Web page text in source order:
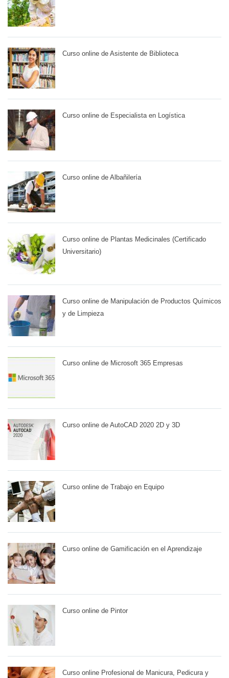
Curso online de Asistente de Biblioteca
Curso online de Especialista en Logística
Curso online de Albañilería
Curso online de Plantas Medicinales (Certificado
Universitario)
Curso online de Manipulación de Productos Químicos
y de Limpieza
Curso online de Microsoft 365 Empresas
Curso online de AutoCAD 2020 2D y 3D
Curso online de Trabajo en Equipo
Curso online de Gamificación en el Aprendizaje
Curso online de Pintor
Curso online Profesional de Manicura, Pedicura y